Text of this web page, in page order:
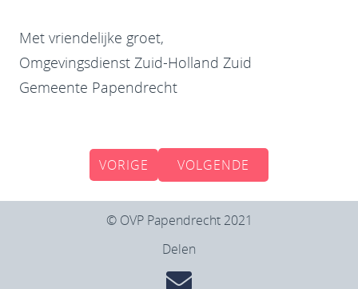
Met vriendelijke groet,
Omgevingsdienst Zuid-Holland Zuid
Gemeente Papendrecht
VORIGE VOLGENDE
© OVP Papendrecht 2021
Delen